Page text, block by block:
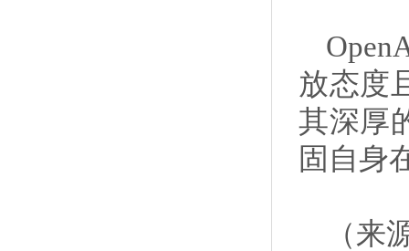
放态度
其深厚
固自身
（来